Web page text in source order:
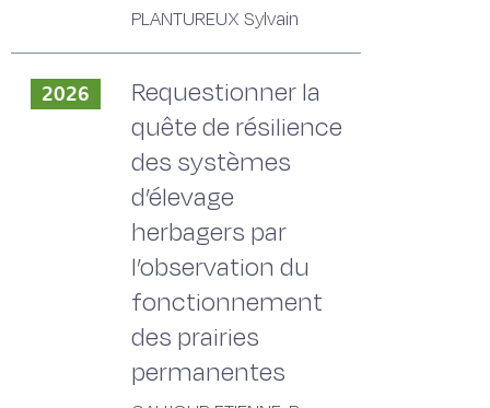
PLANTUREUX Sylvain
2026
Requestionner la
quête de résilience
des systèmes
d’élevage
herbagers par
l’observation du
fonctionnement
des prairies
permanentes